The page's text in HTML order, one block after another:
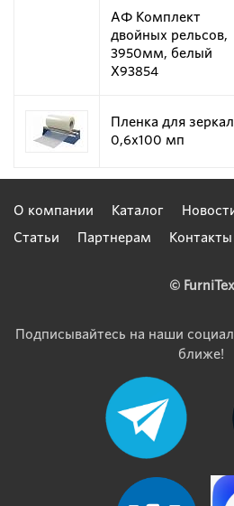
АФ Комплект
двойных рельсов,
3950мм, белый
X93854
Пленка для зеркал
0,6х100 мп
О компании Каталог
Статьи
Партнерам Контакты
© FurniTex
Подписывайтесь на наши
ближе!